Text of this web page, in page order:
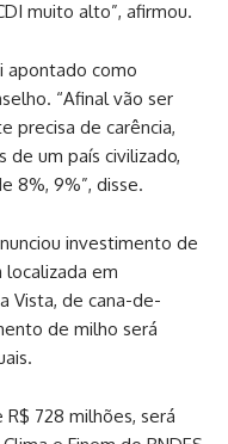
muito alto”, afirmou.
apontado como
“Afinal vão ser
precisa de carência,
de um país civilizado,
8%, 9%”, disse.
investimento de
localizada em
Vista, de cana-de-
de milho será
728 milhões, será